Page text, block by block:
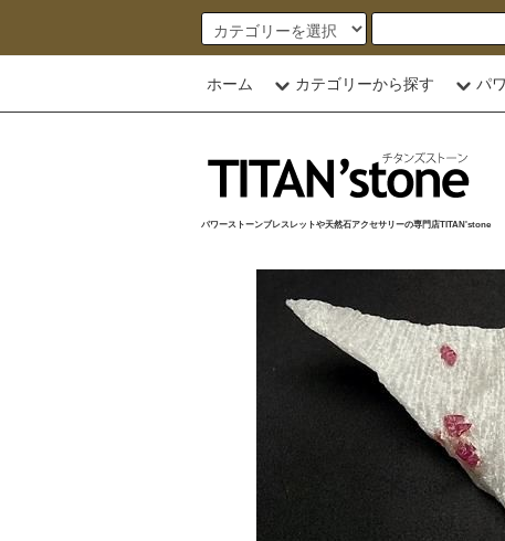
ホーム カテゴリーから探す パ
パワーストーンブレスレットや天然石アクセサリーの専門店TITAN'stone